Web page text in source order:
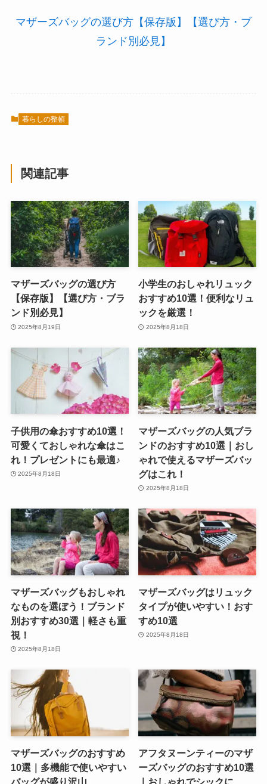
マザーズバッグの選び方【保存版】【選び方・ブ
ランド別必見】
暮らしの整頓
関連記事
マザーズバッグの選び方
【保存版】【選び方・ブラ
ンド別必見】
2025年8月19日
小学生のおしゃれリュック
おすすめ10選！便利なリュ
ックを厳選！
2025年8月18日
子供用の傘おすすめ10選！
可愛くておしゃれな傘はこ
れ！プレゼントにも最適♪
2025年8月18日
マザーズバッグの人気ブラ
ンドのおすすめ10選｜おし
ゃれで使えるマザーズバッ
グはこれ！
2025年8月18日
マザーズバッグもおしゃれ
なものを選ぼう！ブランド
別おすすめ30選｜軽さも重
視！
2025年8月18日
マザーズバッグはリュック
タイプが使いやすい！おす
すめ10選
2025年8月18日
マザーズバッグのおすすめ
10選｜多機能で使いやすい
バッグが盛り沢山
アフタヌーンティーのマザ
ーズバッグのおすすめ10選
｜おしゃれでシックに